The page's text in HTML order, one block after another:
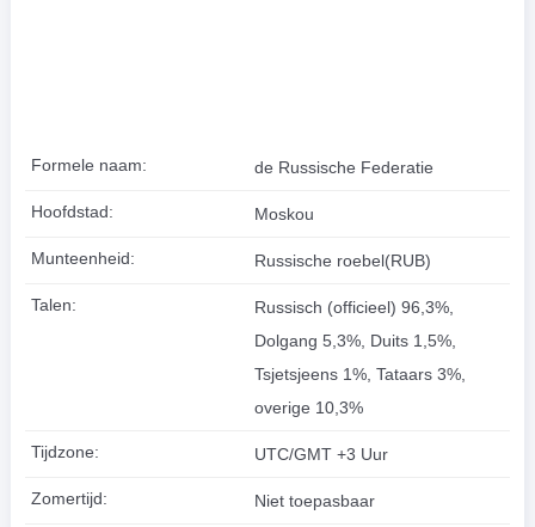
Formele naam: de Russische Federatie
Hoofdstad: Moskou
Munteenheid: Russische roebel(RUB)
Talen:
Russisch (officieel) 96,3%,
Dolgang 5,3%, Duits 1,5%,
Tsjetsjeens 1%, Tataars 3%,
overige 10,3%
Tijdzone: UTC/GMT +3 Uur
Zomertijd: Niet toepasbaar